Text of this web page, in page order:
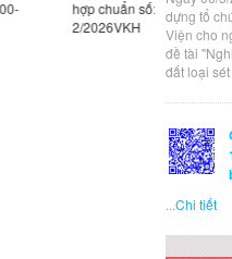
hợp chuẩn số: 100-
hợp
1/
dựng tổ
Viện cho
đề tài
đất loại
...Chi tiết